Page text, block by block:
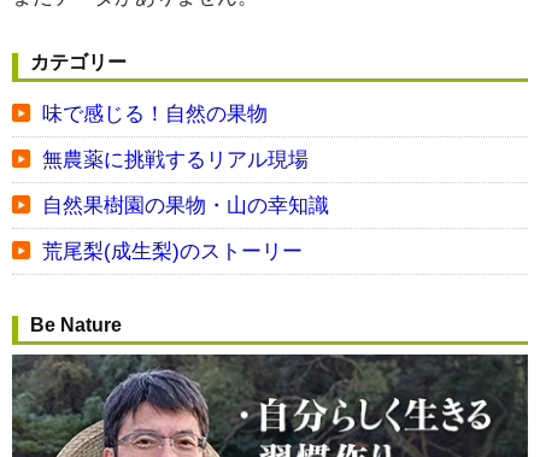
カテゴリー
味で感じる！自然の果物
無農薬に挑戦するリアル現場
自然果樹園の果物・山の幸知識
荒尾梨(成生梨)のストーリー
Be Nature